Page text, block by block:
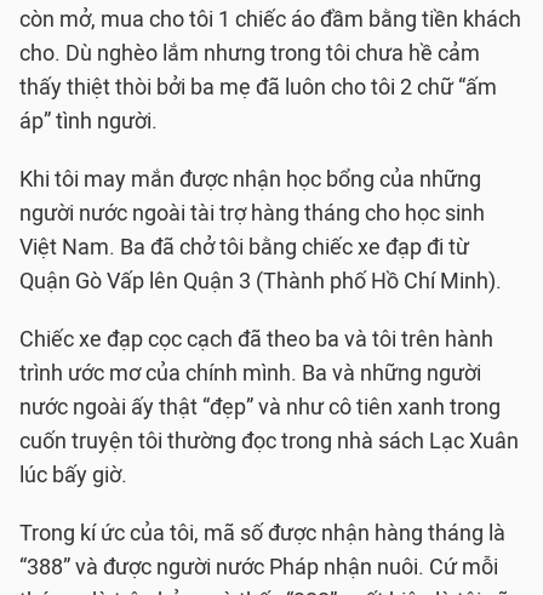
còn mở, mua cho tôi 1 chiếc áo đầm bằng tiền khách
cho. Dù nghèo lắm nhưng trong tôi chưa hề cảm
thấy thiệt thòi bởi ba mẹ đã luôn cho tôi 2 chữ “ấm
áp” tình người.
Khi tôi may mắn được nhận học bổng của những
người nước ngoài tài trợ hàng tháng cho học sinh
Việt Nam. Ba đã chở tôi bằng chiếc xe đạp đi từ
Quận Gò Vấp lên Quận 3 (Thành phố Hồ Chí Minh).
Chiếc xe đạp cọc cạch đã theo ba và tôi trên hành
trình ước mơ của chính mình. Ba và những người
nước ngoài ấy thật “đẹp” và như cô tiên xanh trong
cuốn truyện tôi thường đọc trong nhà sách Lạc Xuân
lúc bấy giờ.
Trong kí ức của tôi, mã số được nhận hàng tháng là
“388” và được người nước Pháp nhận nuôi. Cứ mỗi